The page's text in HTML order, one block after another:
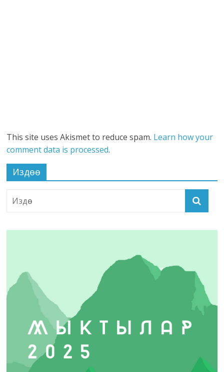
This site uses Akismet to reduce spam. Learn how your
comment data is processed.
Издөө